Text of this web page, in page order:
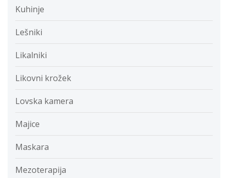
Kuhinje
Lešniki
Likalniki
Likovni krožek
Lovska kamera
Majice
Maskara
Mezoterapija